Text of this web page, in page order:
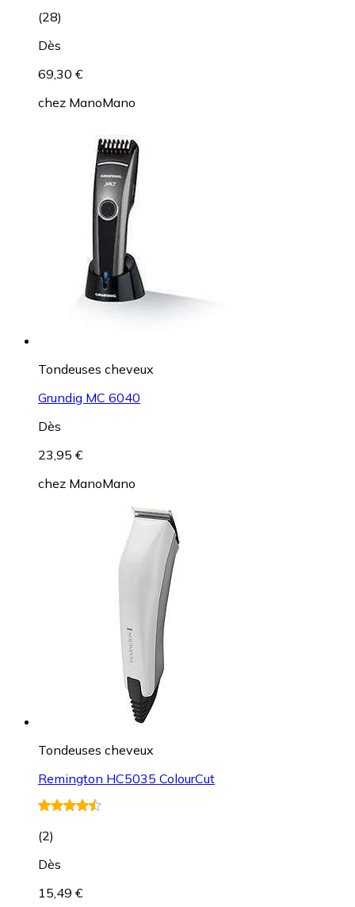
(28)
Dès
69,30 €
chez ManoMano
Tondeuses cheveux
Grundig MC 6040
Dès
23,95 €
chez ManoMano
Tondeuses cheveux
Remington HC5035 ColourCut
(2)
Dès
15,49 €